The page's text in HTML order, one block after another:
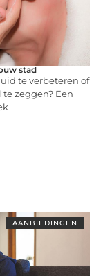
stad
te verbeteren of
zeggen? Een
AANBIEDINGEN